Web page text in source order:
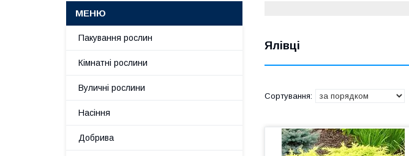
Ялівці
Пакування рослин
Кімнатні рослини
Вуличні рослини
Насіння
Добрива